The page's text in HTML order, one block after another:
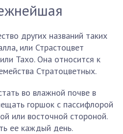
других названий таких
или Страстоцвет
Тахо. Она относится к
Стратоцветных.
во влажной почве в
горшок с пассифлорой
или восточной стороной.
ее каждый день.